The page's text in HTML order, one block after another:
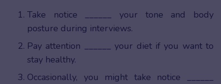
Take notice ______ your tone and body
posture during interviews.
Pay attention ______ your diet if you want to
stay healthy.
Occasionally, you might take notice ______